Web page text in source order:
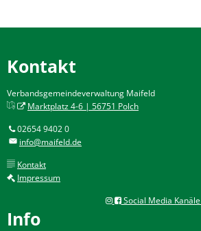
Kontakt
Verbandsgemeindeverwaltung Maifeld
Marktplatz 4-6 | 56751 Polch
02654 9402 0
info@maifeld.de
Kontakt
Impressum
Social Media Kanäle
Info